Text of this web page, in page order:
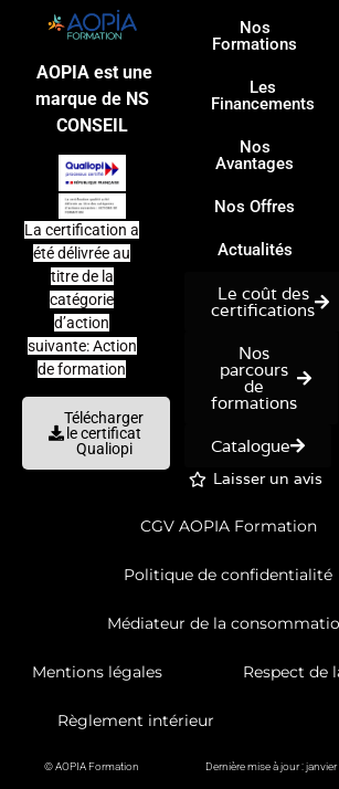
AOPIA est une
marque de NS
CONSEIL
La certification a
été délivrée au
titre de la
catégorie
d’action
suivante: Action
de formation
Télécharger
le certificat
Qualiopi
Nos
Formations
Les
Financements
Nos
Avantages
Nos Offres
Actualités
Le coût des
certifications
Nos
parcours
de
formations
Catalogue
Laisser un avis
CGV AOPIA Formation
Politique de confidentialité
Médiateur de la
Mentions légales Respect de
Règlement intérieur
© AOPIA Formation Dernière mise à jour :